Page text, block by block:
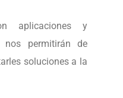
aplicaciones y
nos permitirán de
soluciones a la